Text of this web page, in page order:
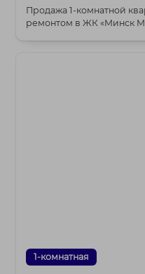
Продажа 1-комнатной
ремонтом в ЖК «Минск Мир» Предлагаю
1-комнатная